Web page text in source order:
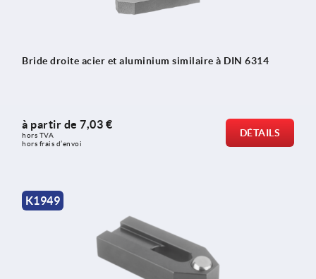
Bride droite acier et aluminium similaire à DIN 6314
à partir de 7,03 €
hors TVA
hors frais d’envoi
DÉTAILS
K1949